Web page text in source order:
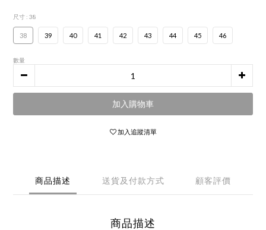
尺寸 : 38
38 39 40 41 42 43 44 45 46
數量
加入購物車
加入追蹤清單
商品描述 送貨及付款方式 顧客評價
商品描述